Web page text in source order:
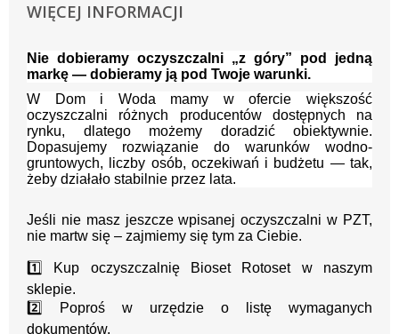
WIĘCEJ INFORMACJI
Nie dobieramy oczyszczalni „z góry” pod jedną
markę — dobieramy ją pod Twoje warunki.
W Dom i Woda mamy w ofercie większość
oczyszczalni różnych producentów dostępnych na
rynku, dlatego możemy doradzić obiektywnie.
Dopasujemy rozwiązanie do warunków wodno-
gruntowych, liczby osób, oczekiwań i budżetu — tak,
żeby działało stabilnie przez lata.
Jeśli nie masz jeszcze wpisanej oczyszczalni w PZT,
nie martw się – zajmiemy się tym za Ciebie.
1️⃣ Kup oczyszczalnię Bioset Rotoset w naszym
sklepie.
2️⃣ Poproś w urzędzie o listę wymaganych
dokumentów.